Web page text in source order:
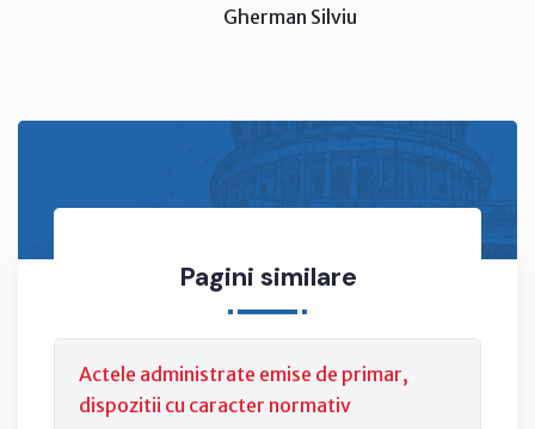
Gherman Silviu
Pagini similare
Actele administrate emise de primar,
dispozitii cu caracter normativ